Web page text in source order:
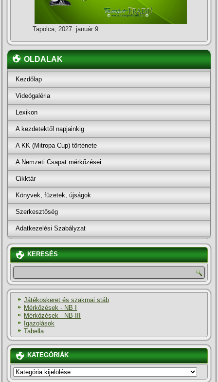
Tapolca, 2027. január 9.
OLDALAK
Kezdőlap
Videógaléria
Lexikon
A kezdetektől napjainkig
A KK (Mitropa Cup) története
A Nemzeti Csapat mérkőzései
Cikktár
Könyvek, füzetek, újságok
Szerkesztőség
Adatkezelési Szabályzat
KERESÉS
Játékoskeret és szakmai stáb
Mérkőzések - NB I
Mérkőzések - NB III
Igazolások
Tabella
KATEGÓRIÁK
KATEGÓRIÁK